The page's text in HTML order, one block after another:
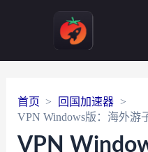
首页
回国加速器
VPN Windows版：海外游
VPN